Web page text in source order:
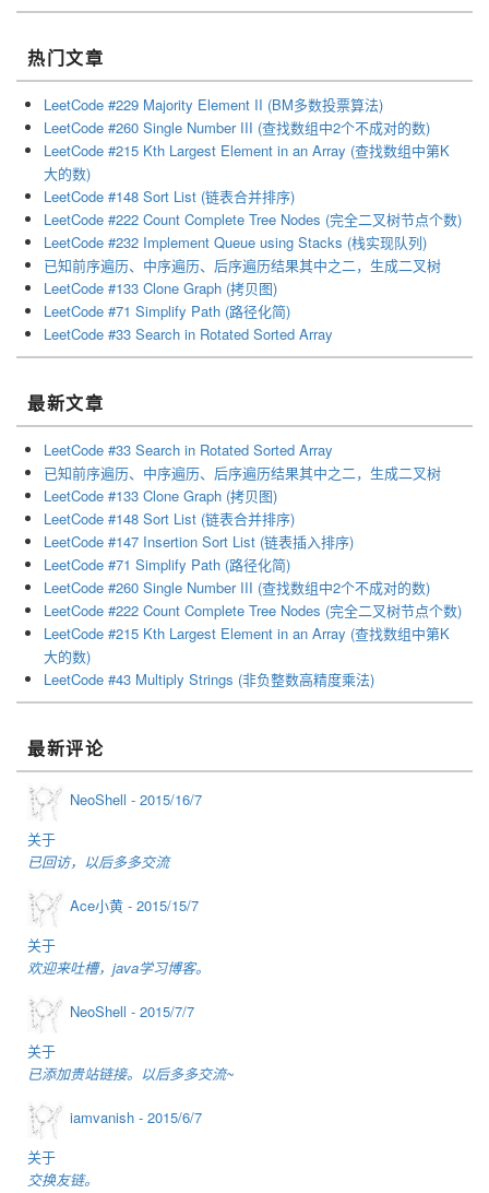
热门文章
LeetCode #229 Majority Element II (BM多数投票算法)
LeetCode #260 Single Number III (查找数组中2个不成对的数)
LeetCode #215 Kth Largest Element in an Array (查找数组中第K
大的数)
LeetCode #148 Sort List (链表合并排序)
LeetCode #222 Count Complete Tree Nodes (完全二叉树节点个数)
LeetCode #232 Implement Queue using Stacks (栈实现队列)
已知前序遍历、中序遍历、后序遍历结果其中之二，生成二叉树
LeetCode #133 Clone Graph (拷贝图)
LeetCode #71 Simplify Path (路径化简)
LeetCode #33 Search in Rotated Sorted Array
最新文章
LeetCode #33 Search in Rotated Sorted Array
已知前序遍历、中序遍历、后序遍历结果其中之二，生成二叉树
LeetCode #133 Clone Graph (拷贝图)
LeetCode #148 Sort List (链表合并排序)
LeetCode #147 Insertion Sort List (链表插入排序)
LeetCode #71 Simplify Path (路径化简)
LeetCode #260 Single Number III (查找数组中2个不成对的数)
LeetCode #222 Count Complete Tree Nodes (完全二叉树节点个数)
LeetCode #215 Kth Largest Element in an Array (查找数组中第K
大的数)
LeetCode #43 Multiply Strings (非负整数高精度乘法)
最新评论
NeoShell - 2015/16/7
关于
已回访，以后多多交流
Ace小黄 - 2015/15/7
关于
欢迎来吐槽，java学习博客。
NeoShell - 2015/7/7
关于
已添加贵站链接。以后多多交流~
iamvanish - 2015/6/7
关于
交换友链。